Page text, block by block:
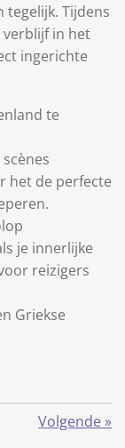
Tijdens
verblijf in het
ingerichte
te
het de perfecte
je innerlijke
reizigers
Griekse
Volgende »